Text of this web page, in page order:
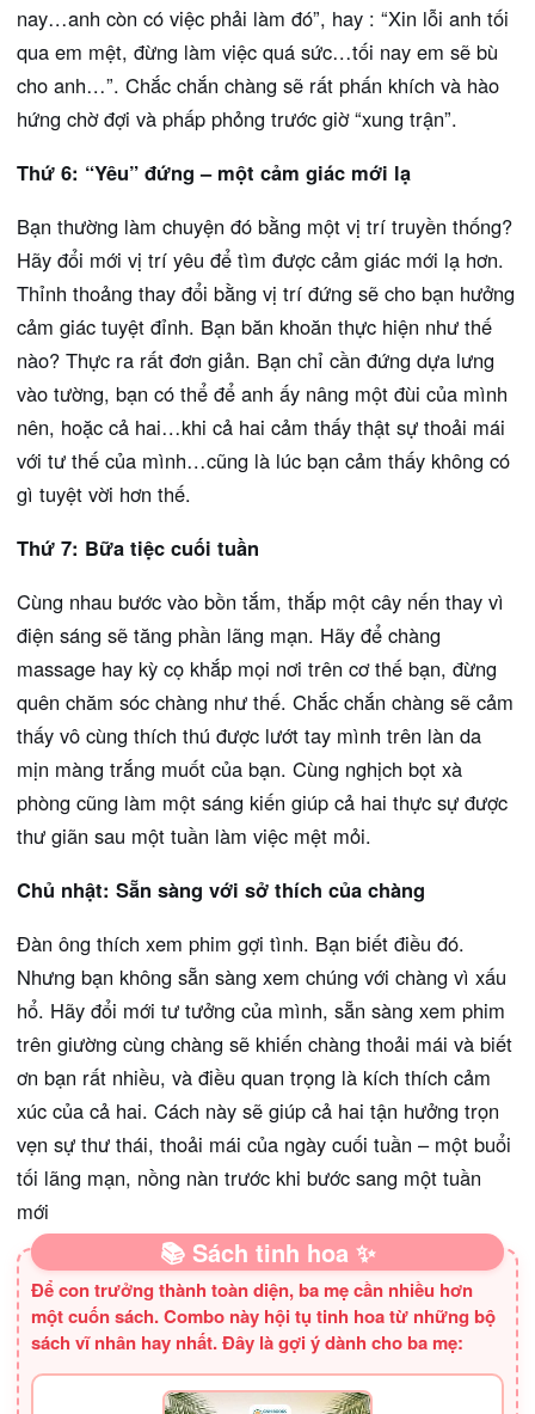
nay…anh còn có việc phải làm đó”, hay : “Xin lỗi anh tối
qua em mệt, đừng làm việc quá sức…tối nay em sẽ bù
cho anh…”. Chắc chắn chàng sẽ rất phấn khích và hào
hứng chờ đợi và phấp phỏng trước giờ “xung trận”.
Thứ 6: “Yêu” đứng – một cảm giác mới lạ
Bạn thường làm chuyện đó bằng một vị trí truyền thống?
Hãy đổi mới vị trí yêu để tìm được cảm giác mới lạ hơn.
Thỉnh thoảng thay đổi bằng vị trí đứng sẽ cho bạn hưởng
cảm giác tuyệt đỉnh. Bạn băn khoăn thực hiện như thế
nào? Thực ra rất đơn giản. Bạn chỉ cần đứng dựa lưng
vào tường, bạn có thể để anh ấy nâng một đùi của mình
nên, hoặc cả hai…khi cả hai cảm thấy thật sự thoải mái
với tư thế của mình…cũng là lúc bạn cảm thấy không có
gì tuyệt vời hơn thế.
Thứ 7: Bữa tiệc cuối tuần
Cùng nhau bước vào bồn tắm, thắp một cây nến thay vì
điện sáng sẽ tăng phần lãng mạn. Hãy để chàng
massage hay kỳ cọ khắp mọi nơi trên cơ thế bạn, đừng
quên chăm sóc chàng như thế. Chắc chắn chàng sẽ cảm
thấy vô cùng thích thú được lướt tay mình trên làn da
mịn màng trắng muốt của bạn. Cùng nghịch bọt xà
phòng cũng làm một sáng kiến giúp cả hai thực sự được
thư giãn sau một tuần làm việc mệt mỏi.
Chủ nhật: Sẵn sàng với sở thích của chàng
Đàn ông thích xem phim gợi tình. Bạn biết điều đó.
Nhưng bạn không sẵn sàng xem chúng với chàng vì xấu
hổ. Hãy đổi mới tư tưởng của mình, sẵn sàng xem phim
trên giường cùng chàng sẽ khiến chàng thoải mái và biết
ơn bạn rất nhiều, và điều quan trọng là kích thích cảm
xúc của cả hai. Cách này sẽ giúp cả hai tận hưởng trọn
vẹn sự thư thái, thoải mái của ngày cuối tuần – một buổi
tối lãng mạn, nồng nàn trước khi bước sang một tuần
mới
📚 Sách tinh hoa ✨
Để con trưởng thành toàn diện, ba mẹ cần nhiều hơn
một cuốn sách. Combo này hội tụ tinh hoa từ những bộ
sách vĩ nhân hay nhất. Đây là gợi ý dành cho ba mẹ: